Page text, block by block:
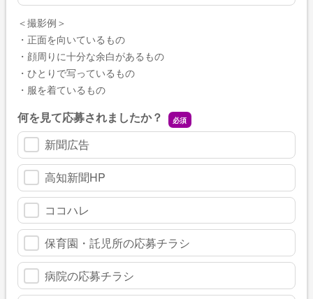
＜撮影例＞
・正面を向いているもの
・顔周りに十分な余白があるもの
・ひとりで写っているもの
・服を着ているもの
何を見て応募されましたか？
新聞広告
高知新聞HP
ココハレ
保育園・託児所の応募チラシ
病院の応募チラシ